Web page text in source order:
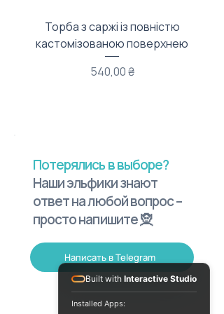
Торба з саржі із повністю
кастомізованою поверхнею
Цена
540,00 ₴
Потерялись в выборе?
Наши эльфики знают
ответ на любой вопрос –
просто напишите 🧝
Написать в Telegram
Built with Interactive Studio
Installed Apps: